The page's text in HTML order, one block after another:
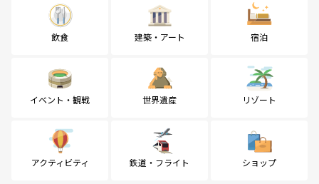
飲食 建築・アート 宿泊
イベント・観戦 世界遺産 リゾート
アクティビティ 鉄道・フライト ショップ